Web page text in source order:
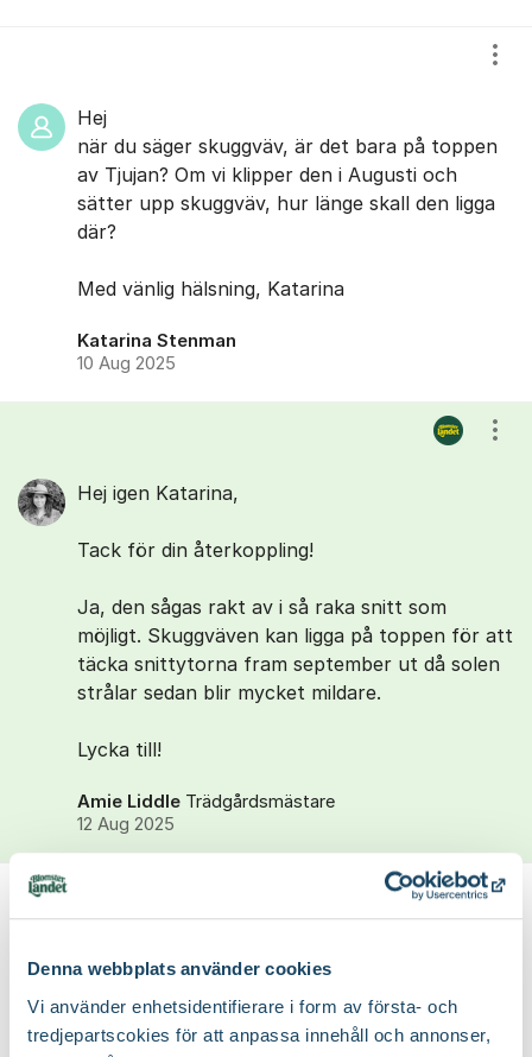
Denna webbplats använder cookies
Vi använder enhetsidentifierare i form av första- och
tredjepartscokies för att anpassa innehåll och annonser,
Hej
när du säger skuggväv, är det bara på toppen
av Tjujan? Om vi klipper den i Augusti och
sätter upp skuggväv, hur länge skall den ligga
där?
Med vänlig hälsning, Katarina
Katarina Stenman
10 Aug 2025
Hej igen Katarina,
Tack för din återkoppling!
Ja, den sågas rakt av i så raka snitt som
möjligt. Skuggväven kan ligga på toppen för att
täcka snittytorna fram september ut då solen
strålar sedan blir mycket mildare.
Lycka till!
Amie Liddle Trädgårdsmästare
12 Aug 2025
höstas och hade skuggväv på de i höst.
Behöver jag ha det nu också eller är det för